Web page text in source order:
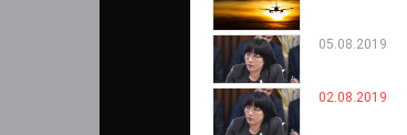
05.08.2019
02.08.2019